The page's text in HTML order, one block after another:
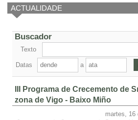
ACTUALIDADE
Buscador
Texto
Datas a
III Programa de Crecemento de
zona de Vigo - Baixo Miño
martes, 16